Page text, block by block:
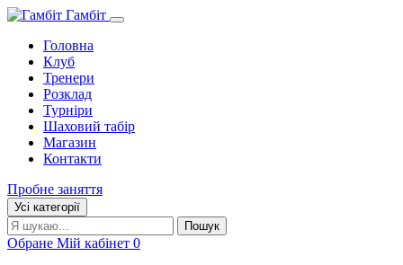
Гамбіт
Головна
Клуб
Тренери
Розклад
Турніри
Шаховий табір
Магазин
Контакти
Пробне заняття
Усі категорії
Пошук: Пошук
Обране Мій кабінет 0